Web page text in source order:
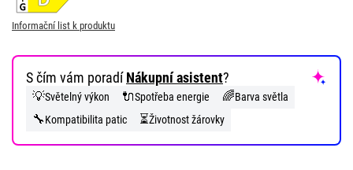
Informační list k produktu
S čím vám poradíNákupní asistent?
💡Světelný výkon 🔌Spotřeba energie 🌈Barva světla
🔧Kompatibilita patic ⏳Životnost žárovky